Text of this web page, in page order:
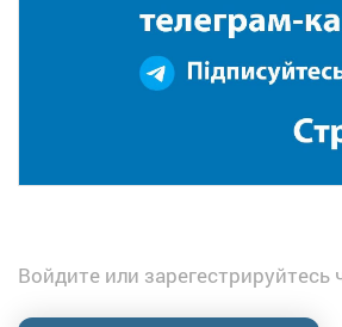
Войдите или зарегестрируйтесь